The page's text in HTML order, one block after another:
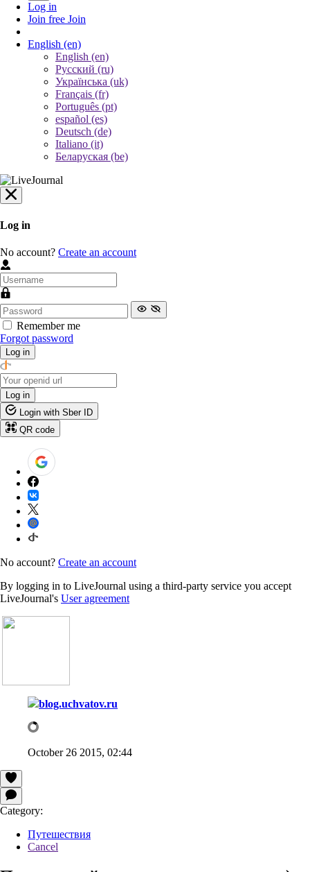
Log in
Join free Join
English (en)
English (en)
Русский (ru)
Українська (uk)
Français (fr)
Português (pt)
español (es)
Deutsch (de)
Italiano (it)
Беларуская (be)
Log in
No account? Create an account
Remember me
Forgot password
Log in
Log in
Login with Sber ID
QR code
No account? Create an account
By logging in to LiveJournal using a third-party service you accept
LiveJournal's User agreement
blog.uchvatov.ru
October 26 2015, 02:44
Category:
Путешествия
Cancel